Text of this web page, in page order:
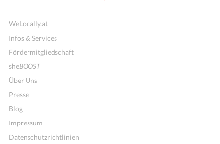
WeLocally.at
Infos & Services
Fördermitgliedschaft
sheBOOST
Über Uns
Presse
Blog
Impressum
Datenschutzrichtlinien